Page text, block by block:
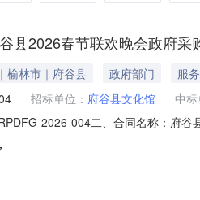
县2026春节联欢晚会政府采
榆林市｜府谷县 政府部门
服务
招标单位： 府谷县文化馆
中
2026-004二、合同名称：府
同主要信息主要标的：序号名称数